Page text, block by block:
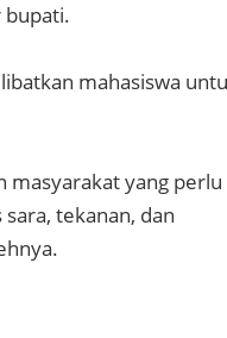
bupati.
mahasiswa
masyarakat yang perlu
tekanan, dan